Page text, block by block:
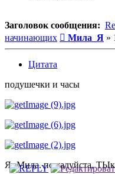
Заголовок сообщения:
начинающих
Сообщение
Мила_Я »
Цитата
подушечки и часы
Я- Мила. пожалуйста,